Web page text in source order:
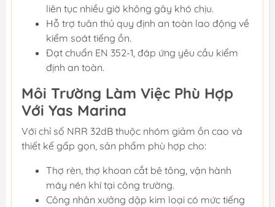
liên tục nhiều giờ không gây khó chịu.
Hỗ trợ tuân thủ quy định an toàn lao động về
kiểm soát tiếng ồn.
Đạt chuẩn EN 352-1, đáp ứng yêu cầu kiểm
định an toàn.
Môi Trường Làm Việc Phù Hợp
Với Yas Marina
Với chỉ số NRR 32dB thuộc nhóm giảm ồn cao và
thiết kế gấp gọn, sản phẩm phù hợp cho:
Thợ rèn, thợ khoan cắt bê tông, vận hành
máy nén khí tại công trường.
Công nhân xưởng dập kim loại có mức tiếng